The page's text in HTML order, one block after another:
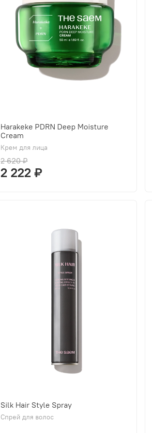
Harakeke PDRN Deep Moisture
Cream
Крем для лица
2 620 ₽
2 222 ₽
Silk Hair Style Spray
Спрей для волос